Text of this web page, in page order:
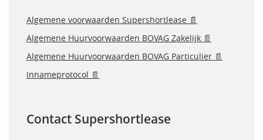
Algemene voorwaarden Supershortlease 📄
Algemene Huurvoorwaarden BOVAG Zakelijk 📄
Algemene Huurvoorwaarden BOVAG Particulier 📄
Innameprotocol 📄
Contact Supershortlease